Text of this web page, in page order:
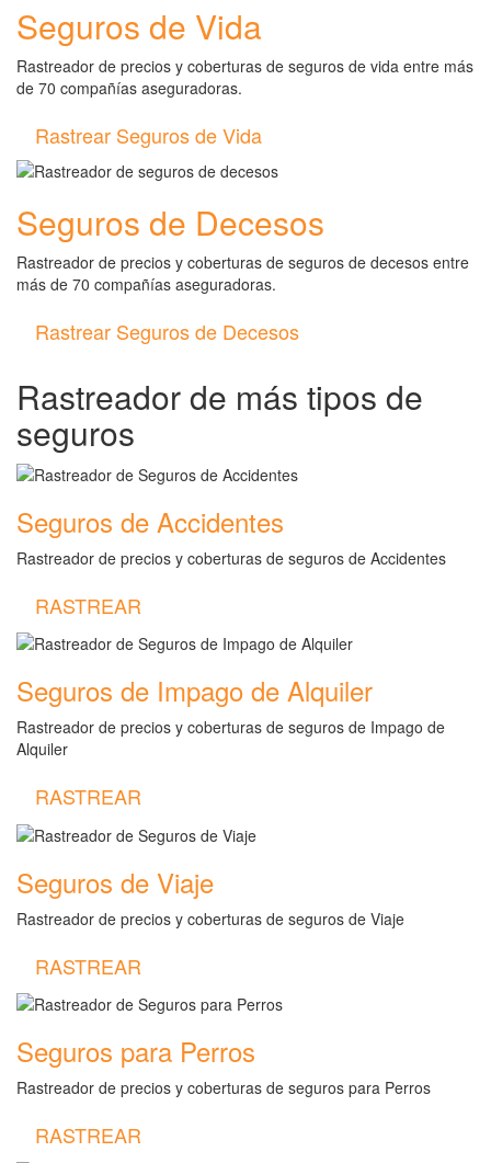
Seguros de Vida
Rastreador de precios y coberturas de seguros de vida entre más
de 70 compañías aseguradoras.
Rastrear Seguros de Vida
Seguros de Decesos
Rastreador de precios y coberturas de seguros de decesos entre
más de 70 compañías aseguradoras.
Rastrear Seguros de Decesos
Rastreador de más tipos de
seguros
Seguros de Accidentes
Rastreador de precios y coberturas de seguros de Accidentes
RASTREAR
Seguros de Impago de Alquiler
Rastreador de precios y coberturas de seguros de Impago de
Alquiler
RASTREAR
Seguros de Viaje
Rastreador de precios y coberturas de seguros de Viaje
RASTREAR
Seguros para Perros
Rastreador de precios y coberturas de seguros para Perros
RASTREAR